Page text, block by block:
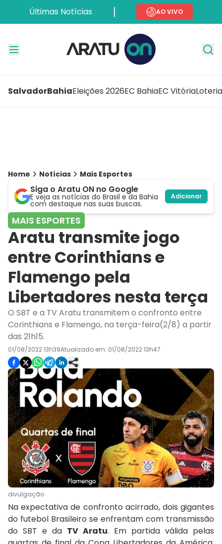
Últimas Notícias AO VIVO
SalvadorBahiaEleições 2026EC BahiaEC Vitória
Home Notícias Mais Esportes
Siga o Aratu ON no Google
E veja as notícias do Brasil e da Bahia
com destaque nas suas buscas.
Adicionar
MAIS ESPORTES
Aratu transmite jogo
entre Corinthians e
Flamengo pela
Libertadores nesta terça
O SBT e a TV Aratu transmitem o confronto entre
Corinthians e Flamengo, na terça-feira(2/8) a partir
das 21h15.
01/08/2022 13h39Atualizado em: 01/08/2022 13h47
divulgação
Na expectativa de confronto acirrado, dois gigantes
do futebol Brasileiro se enfrentam com transmissão
do SBT e da TV Aratu. Em partida válida pelas